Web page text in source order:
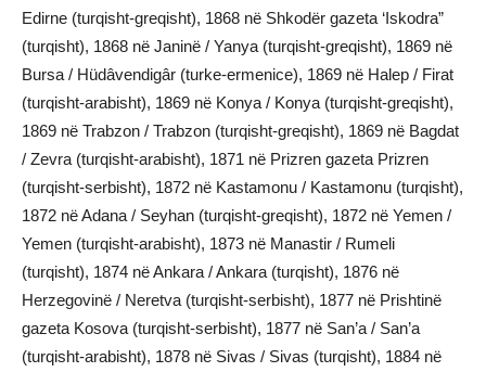
Edirne (turqisht-greqisht), 1868 në Shkodër gazeta ‘Iskodra”
(turqisht), 1868 në Janinë / Yanya (turqisht-greqisht), 1869 në
Bursa / Hüdâvendigâr (turke-ermenice), 1869 në Halep / Firat
(turqisht-arabisht), 1869 në Konya / Konya (turqisht-greqisht),
1869 në Trabzon / Trabzon (turqisht-greqisht), 1869 në Bagdat
/ Zevra (turqisht-arabisht), 1871 në Prizren gazeta Prizren
(turqisht-serbisht), 1872 në Kastamonu / Kastamonu (turqisht),
1872 në Adana / Seyhan (turqisht-greqisht), 1872 në Yemen /
Yemen (turqisht-arabisht), 1873 në Manastir / Rumeli
(turqisht), 1874 në Ankara / Ankara (turqisht), 1876 në
Herzegovinë / Neretva (turqisht-serbisht), 1877 në Prishtinë
gazeta Kosova (turqisht-serbisht), 1877 në San’a / San’a
(turqisht-arabisht), 1878 në Sivas / Sivas (turqisht), 1884 në